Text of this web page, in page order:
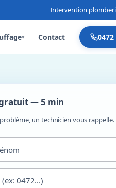
Intervention
▾ Contact 0472
— 5 min
un technicien vous rappelle.